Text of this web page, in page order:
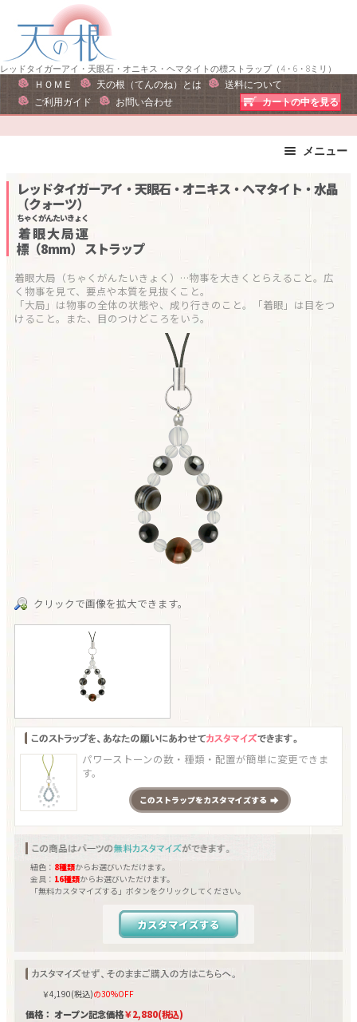
ー
ン
レッドタイガーアイ・天眼石・オニキス・ヘマタイトの標ストラップ（4・6・8ミリ）
ＨＯＭＥ 天の根（てんのね）とは
送料について
ご利用ガイド
お問い合わせ カートの中を見る
メニュー
ピアス・イヤリング
リング
誕生石で選ぶ
干支石で選ぶ
星座石で選ぶ
石の名前で選ぶ
パワーストーン一覧
レッドタイガーアイ・天眼石・オニキス・ヘマタイト・水晶
（クォーツ）
着眼大局運
ちゃくがんたいきょく
標（8mm） ストラップ
着眼大局（ちゃくがんたいきょく）…物事を大きくとらえること。広
く物事を見て、要点や本質を見抜くこと。
「大局」は物事の全体の状態や、成り行きのこと。「着眼」は目をつ
けること。また、目のつけどころをいう。
クリックで画像を拡大できます。
紐色： 8種類からお選びいただけます。
金具： 16種類からお選びいただけます。
「無料カスタマイズする」ボタンをクリックしてください。
カスタマイズする
パワーストーンの数・種類・配置が簡単に変更できま
す。
このストラップをカスタマイズする
￥4,190(税込)の30%OFF
価格： オープン記念価格￥2,880(税込)